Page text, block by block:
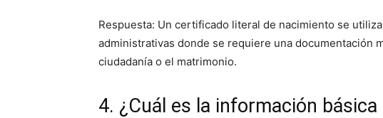
Respuesta: Un certificado literal de nacimiento se
administrativas donde se requiere una documentación
ciudadanía o el matrimonio.
4. ¿Cuál es la información